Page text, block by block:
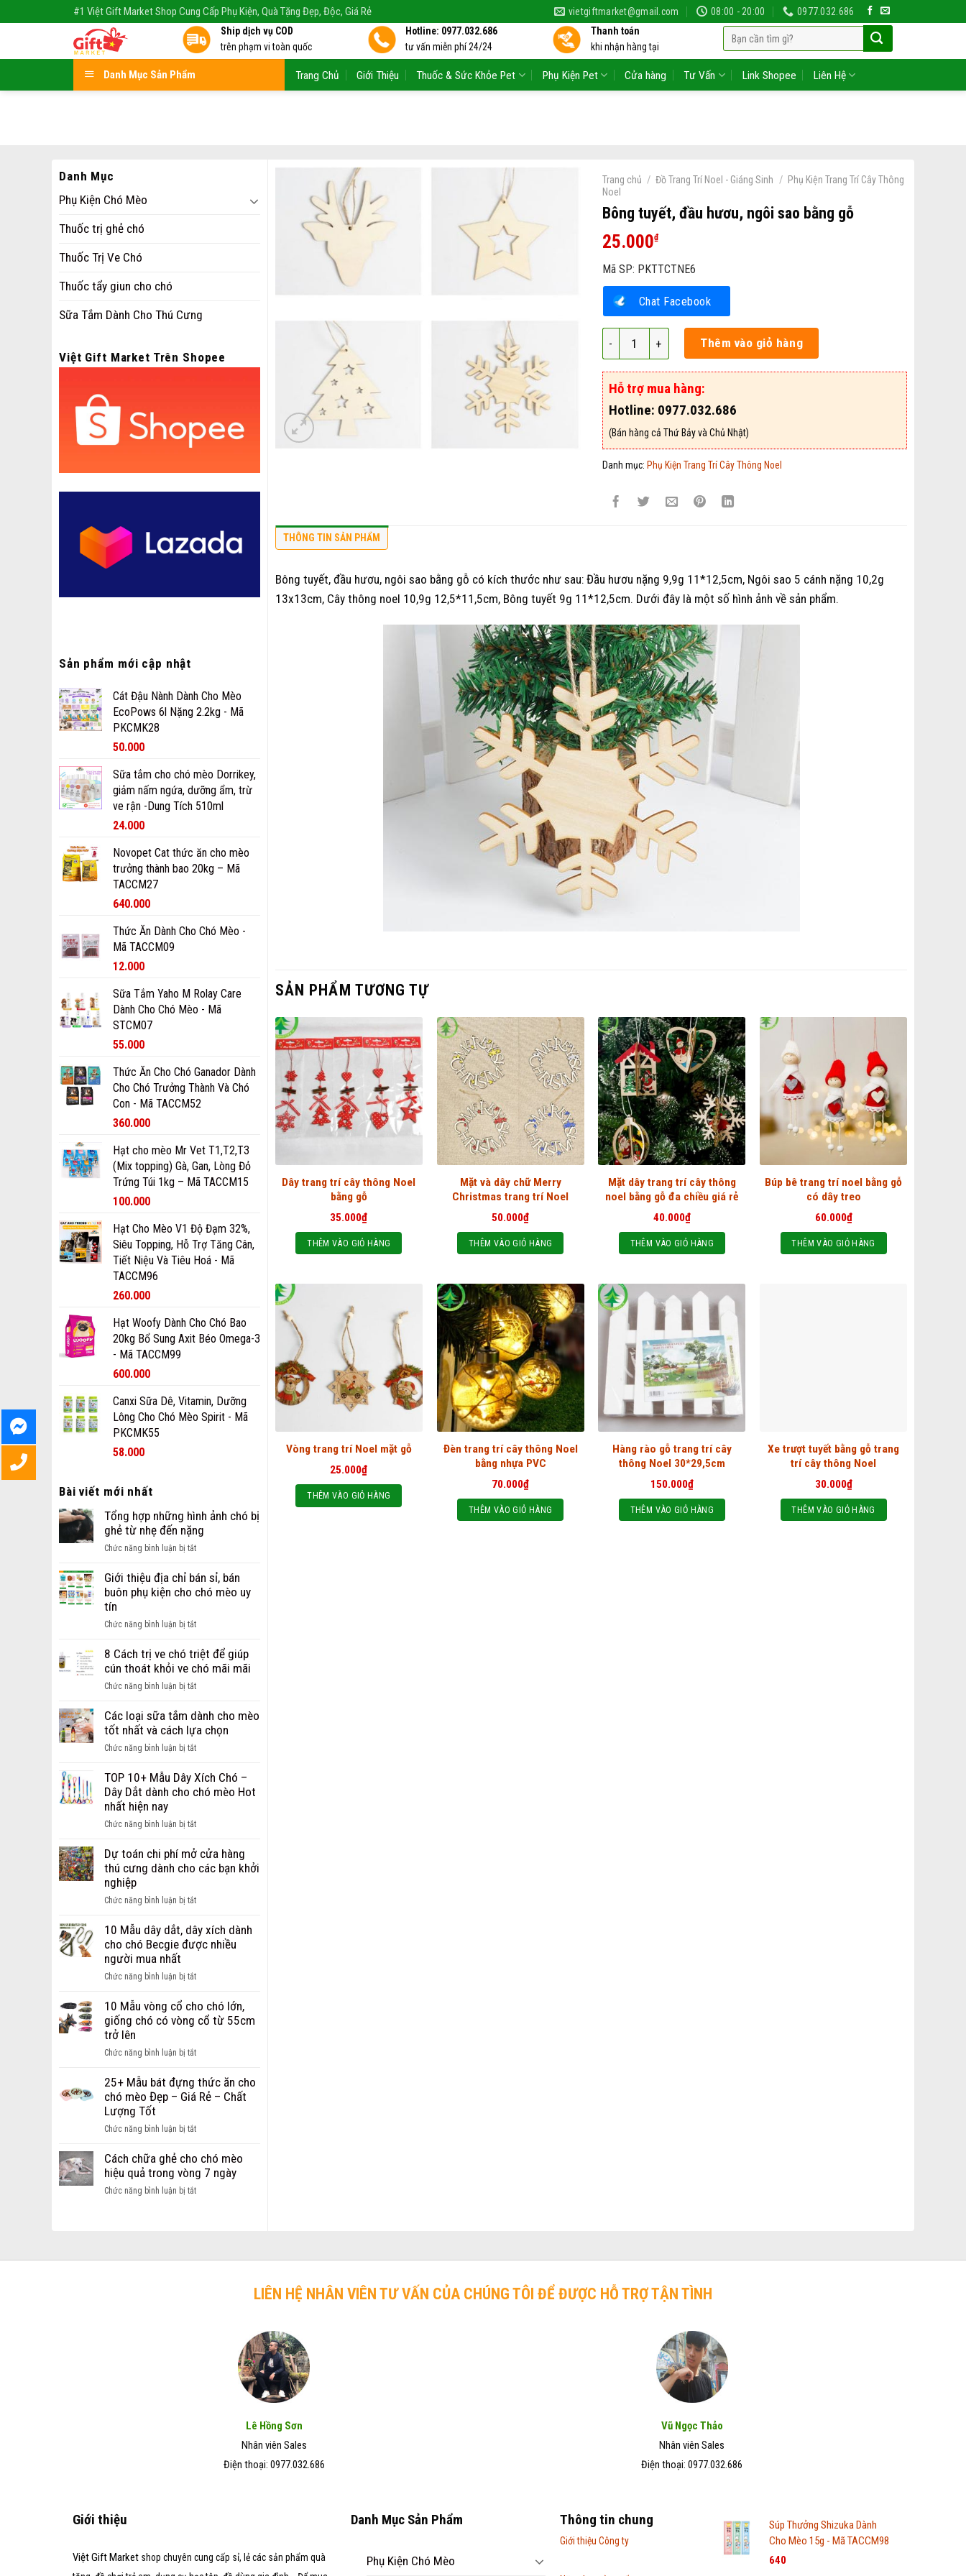
#1 Việt Gift Market Shop Cung Cấp Phụ Kiện, Quà Tặng Đẹp, Độc, Giá Rẻ vietgiftmarket@gmail.com 08:00 - 20:00
0977.032.686
Ship dịch vụ COD
trên phạm vi toàn quốc
Hotline: 0977.032.686
tư vấn miễn phí 24/24
Thanh toán
khi nhận hàng tại
Tìm
kiếm:
Danh Mục Sản Phẩm Trang Chủ Giới Thiệu Thuốc & Sức Khỏe Pet Phụ Kiện Pet Cửa hàng Tư Vấn Link Shopee Liên Hệ
Danh Mục
Phụ Kiện Chó Mèo
Thuốc trị ghẻ chó
Thuốc Trị Ve Chó
Thuốc tẩy giun cho chó
Sữa Tắm Dành Cho Thú Cưng
Việt Gift Market Trên Shopee
Sản phẩm mới cập nhật
Cát Đậu Nành Dành Cho Mèo
EcoPows 6l Nặng 2.2kg - Mã
PKCMK28
50.000
Sữa tắm cho chó mèo Dorrikey,
giảm nấm ngứa, dưỡng ẩm, trừ
ve rận -Dung Tích 510ml
24.000
Novopet Cat thức ăn cho mèo
trưởng thành bao 20kg – Mã
TACCM27
640.000
Thức Ăn Dành Cho Chó Mèo -
Mã TACCM09
12.000
Sữa Tắm Yaho M Rolay Care
Dành Cho Chó Mèo - Mã
STCM07
55.000
Thức Ăn Cho Chó Ganador Dành
Cho Chó Trưởng Thành Và Chó
Con - Mã TACCM52
360.000
Hạt cho mèo Mr Vet T1,T2,T3
(Mix topping) Gà, Gan, Lòng Đỏ
Trứng Túi 1kg – Mã TACCM15
100.000
Hạt Cho Mèo V1 Độ Đạm 32%,
Siêu Topping, Hỗ Trợ Tăng Cân,
Tiết Niệu Và Tiêu Hoá - Mã
TACCM96
260.000
Hạt Woofy Dành Cho Chó Bao
20kg Bổ Sung Axit Béo Omega-3
- Mã TACCM99
600.000
Canxi Sữa Dê, Vitamin, Dưỡng
Lông Cho Chó Mèo Spirit - Mã
PKCMK55
58.000
Bài viết mới nhất
Tổng hợp những hình ảnh chó bị
ghẻ từ nhẹ đến nặng
Chức năng bình luận bị tắtở
hợp
những
chó
ghẻ
từ
nhẹ
nặng
Giới thiệu địa chỉ bán sỉ, bán
buôn phụ kiện cho chó mèo uy
tín
Chức năng bình luận bị tắtở
thiệu
địa
bán
bán
buôn
phụ
cho
chó
tín
8 Cách trị ve chó triệt để giúp
cún thoát khỏi ve chó mãi mãi
Chức năng bình luận bị tắtở
Cách
trị
chó
để
giúp
thoát
ve
chó
Các loại sữa tắm dành cho mèo
tốt nhất và cách lựa chọn
Chức năng bình luận bị tắtở
loại
sữa
cho
tốt
nhất
cách
chọn
TOP 10+ Mẫu Dây Xích Chó –
Dây Dắt dành cho chó mèo Hot
nhất hiện nay
Chức năng bình luận bị tắtở
10+
Mẫu
Chó
Dây
Dắt
cho
Hot
nhất
nay
Dự toán chi phí mở cửa hàng
thú cưng dành cho các bạn khởi
nghiệp
Chức năng bình luận bị tắtở
toán
chi
cửa
thú
cưng
cho
bạn
khởi
nghiệp
10 Mẫu dây dắt, dây xích dành
cho chó Becgie được nhiều
người mua nhất
Chức năng bình luận bị tắtở
Mẫu
dây
xích
cho
chó
được
người
mua
nhất
10 Mẫu vòng cổ cho chó lớn,
giống chó có vòng cổ từ 55cm
trở lên
Chức năng bình luận bị tắtở
Mẫu
vòng
chó
giống
chó
có
25+ Mẫu bát đựng thức ăn cho
chó mèo Đẹp – Giá Rẻ – Chất
Lượng Tốt
Chức năng bình luận bị tắtở
Mẫu
bát
thức
Cách chữa ghẻ cho chó mèo
hiệu quả trong vòng 7 ngày
Chức năng bình luận bị tắtở
chó
Trang chủ / Đồ Trang Trí Noel - Giáng Sinh / Phụ Kiện Trang Trí Cây Thông
Noel
Bông tuyết, đầu hươu, ngôi sao bằng gỗ
25.000₫
Mã SP: PKTTCTNE6
Chat Facebook
Bông tuyết, đầu hươu, ngôi sao bằng gỗ số lượng
Thêm vào giỏ hàng
Hỗ trợ mua hàng:
Hotline: 0977.032.686
(Bán hàng cả Thứ Bảy và Chủ Nhật)
Danh mục: Phụ Kiện Trang Trí Cây Thông Noel
THÔNG TIN SẢN PHẨM
Bông tuyết, đầu hươu, ngôi sao bằng gỗ có kích thước như sau: Đầu hươu nặng 9,9g 11*12,5cm, Ngôi sao 5 cánh nặng 10,2g
13x13cm, Cây thông noel 10,9g 12,5*11,5cm, Bông tuyết 9g 11*12,5cm. Dưới đây là một số hình ảnh về sản phẩm.
SẢN PHẨM TƯƠNG TỰ
Dây trang trí cây thông Noel
bằng gỗ
35.000₫
THÊM VÀO GIỎ HÀNG
Mặt và dây chữ Merry
Christmas trang trí Noel
50.000₫
THÊM VÀO GIỎ HÀNG
Mặt dây trang trí cây thông
noel bằng gỗ đa chiều giá rẻ
40.000₫
THÊM VÀO GIỎ HÀNG
Búp bê trang trí noel bằng gỗ
có dây treo
60.000₫
THÊM VÀO GIỎ HÀNG
Vòng trang trí Noel mặt gỗ
25.000₫
THÊM VÀO GIỎ HÀNG
Đèn trang trí cây thông Noel
bằng nhựa PVC
70.000₫
THÊM VÀO GIỎ HÀNG
Hàng rào gỗ trang trí cây
thông Noel 30*29,5cm
150.000₫
THÊM VÀO GIỎ HÀNG
Xe trượt tuyết bằng gỗ trang
trí cây thông Noel
30.000₫
THÊM VÀO GIỎ HÀNG
LIÊN HỆ NHÂN VIÊN TƯ VẤN CỦA CHÚNG TÔI ĐỂ ĐƯỢC HỖ TRỢ TẬN TÌNH
Lê Hồng Sơn
Nhân viên Sales
Điện thoại: 0977.032.686
Vũ Ngọc Thảo
Nhân viên Sales
Điện thoại: 0977.032.686
Giới thiệu
Việt Gift Marketshop chuyên cung cấp sỉ, lẻ các sản phẩm quà
Danh Mục Sản Phẩm
Phụ Kiện Chó Mèo
Thông tin chung
Giới thiệu Công ty
Súp Thưởng Shizuka Dành
Cho Mèo 15g - Mã TACCM98
640